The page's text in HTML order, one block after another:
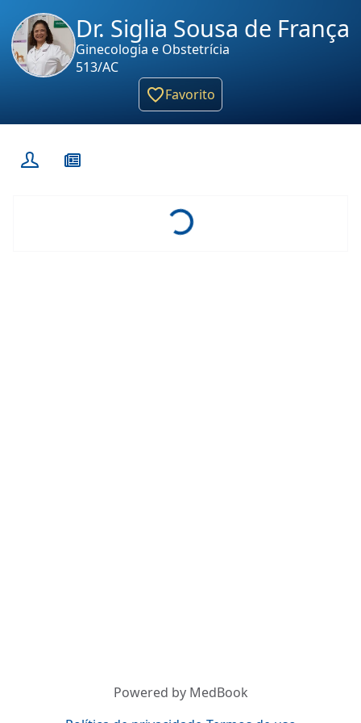
Dr. Siglia Sousa de França
Ginecologia e Obstetrícia
513/AC
Favorito
Loading...
Powered by MedBook